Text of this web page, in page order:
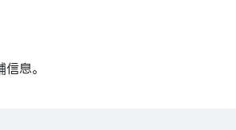
息。